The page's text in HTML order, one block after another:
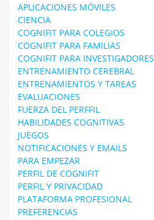
APLICACIONES MÓVILES
CIENCIA
COGNIFIT PARA COLEGIOS
COGNIFIT PARA FAMILIAS
COGNIFIT PARA INVESTIGADORES
ENTRENAMIENTO CEREBRAL
ENTRENAMIENTOS Y TAREAS
EVALUACIONES
FUERZA DEL PERFFIL
HABILIDADES COGNITIVAS
JUEGOS
NOTIFICACIONES Y EMAILS
PARA EMPEZAR
PERFIL DE COGNIFIT
PERFIL Y PRIVACIDAD
PLATAFORMA PROFESIONAL
PREFERENCIAS